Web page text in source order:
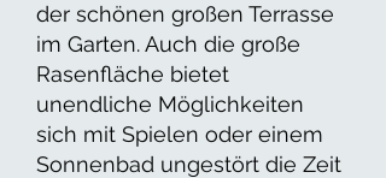
der schönen großen Terrasse
im Garten. Auch die große
Rasenfläche bietet
unendliche Möglichkeiten
sich mit Spielen oder einem
Sonnenbad ungestört die Zeit